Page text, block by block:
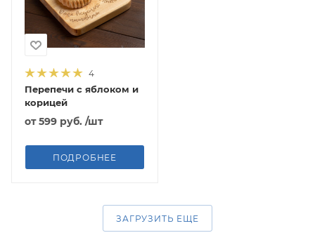
4
Перепечи с яблоком и
корицей
от599 руб. /шт
ПОДРОБНЕЕ
ЗАГРУЗИТЬ ЕЩЕ